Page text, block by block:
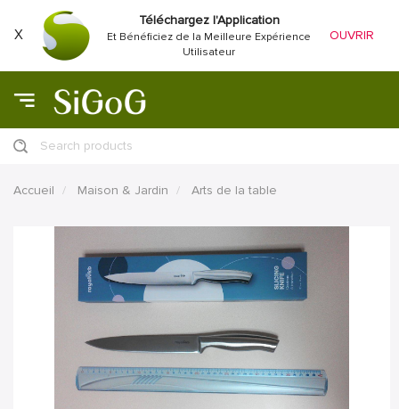
X
Téléchargez l'Application
Et Bénéficiez de la Meilleure Expérience
Utilisateur
OUVRIR
Search products
Accueil Maison & Jardin Arts de la table